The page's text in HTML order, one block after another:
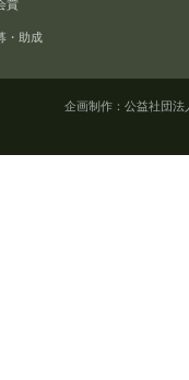
賞
・助成
企画制作：公益社団